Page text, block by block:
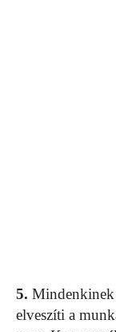
5. Mindenkinek
elveszíti a